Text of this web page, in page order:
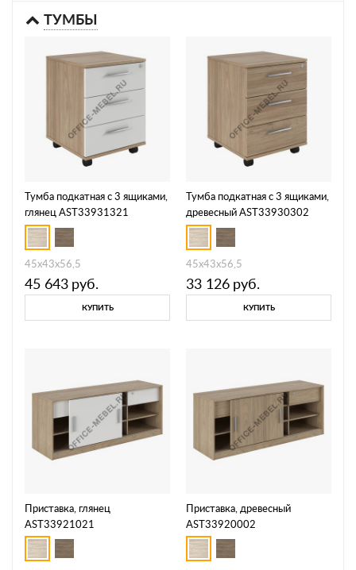
ТУМБЫ
Тумба подкатная с 3 ящиками,
глянец AST33931321
45x43x56,5
45 643 руб.
КУПИТЬ
Тумба подкатная с 3 ящиками,
древесный AST33930302
45x43x56,5
33 126 руб.
КУПИТЬ
Приставка, глянец
AST33921021
Приставка, древесный
AST33920002